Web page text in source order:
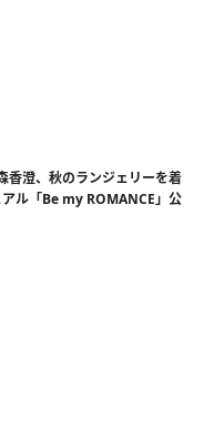
香澄、秋のランジェリーを着
アル「Be my ROMANCE」公